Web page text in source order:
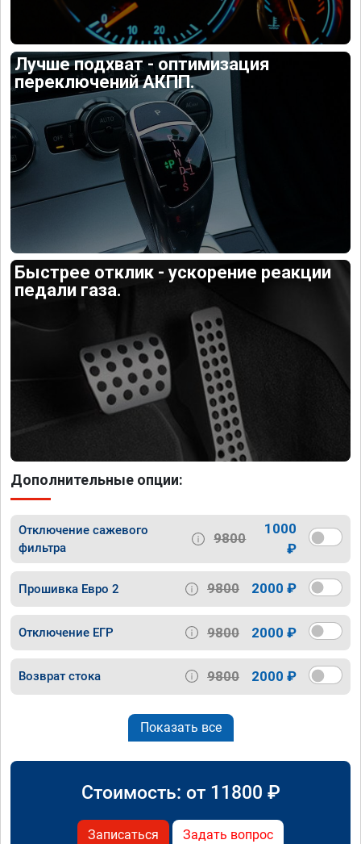
Лучше подхват - оптимизация
переключений АКПП.
Быстрее отклик - ускорение реакции
педали газа.
Дополнительные опции:
Отключение сажевого
фильтра
9800
1000
₽
Прошивка Евро 2 9800 2000 ₽
Отключение ЕГР 9800 2000 ₽
Возврат стока 9800 2000 ₽
Показать все
Стоимость: от 11800 ₽
Записаться Задать вопрос